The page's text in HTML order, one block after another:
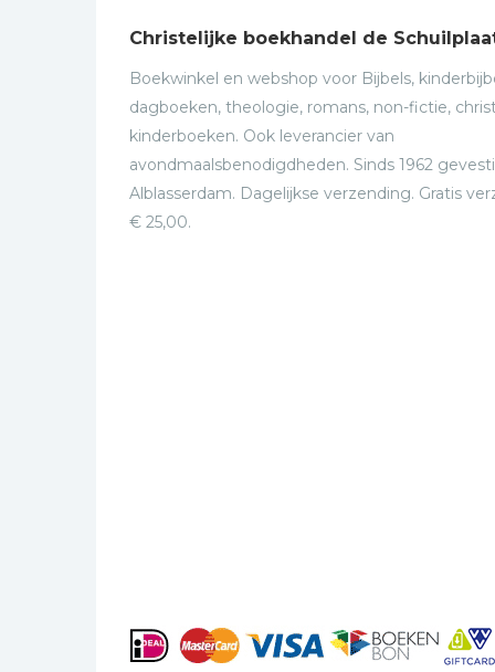
Christelijke boekhandel de
Boekwinkel en webshop voor Bijbels,
dagboeken, theologie, romans, non-fictie,
kinderboeken. Ook leverancier van
avondmaalsbenodigdheden. Sinds 1962
Alblasserdam. Dagelijkse verzending. Gratis
€ 25,00.